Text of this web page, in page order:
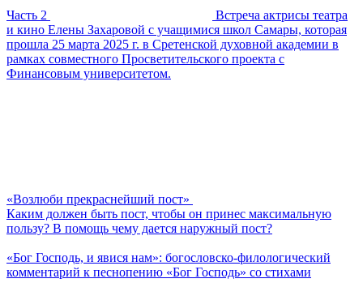
Часть 2
Встреча актрисы театра
и кино Елены Захаровой с учащимися школ Самары, которая
прошла 25 марта 2025 г. в Сретенской духовной академии в
рамках совместного Просветительского проекта с
Финансовым университетом.
«Возлюби прекраснейший пост»
Каким должен быть пост, чтобы он принес максимальную
пользу? В помощь чему дается наружный пост?
«Бог Господь, и явися нам»: богословско-филологический
комментарий к песнопению «Бог Господь» со стихами